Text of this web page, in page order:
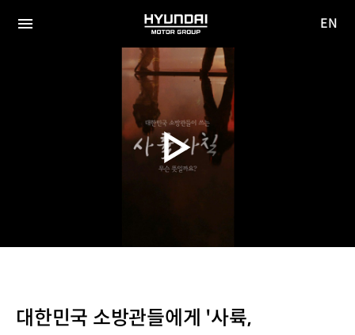
HYUNDAI
MOTOR
GROUP
EN
대한민국 소방관들에게 '사륙,